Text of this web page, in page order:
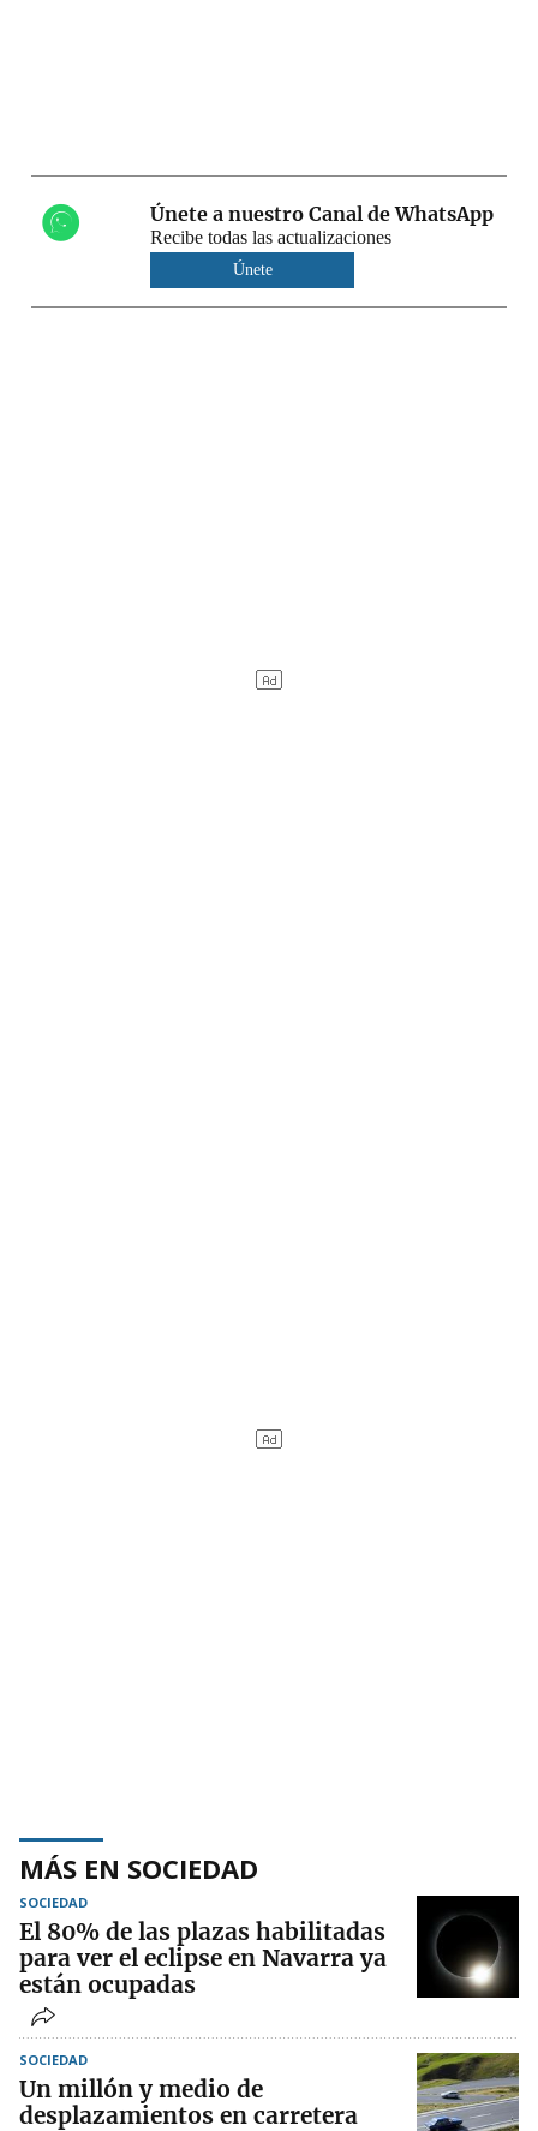
Únete a nuestro Canal de WhatsApp
Recibe todas las actualizaciones
Únete
MÁS EN SOCIEDAD
SOCIEDAD
El 80% de las plazas habilitadas
para ver el eclipse en Navarra ya
están ocupadas
SOCIEDAD
Un millón y medio de
desplazamientos en carretera